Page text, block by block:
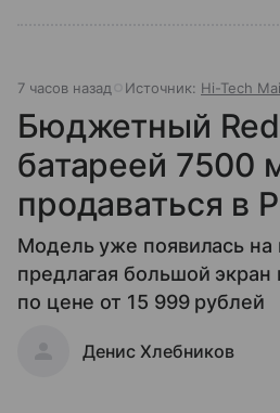
7 часов назад Источник: Hi-Tech
Бюджетный
батареей 7500
продаваться в
Модель уже появилась на
предлагая большой
по цене от 15 999 рублей
Денис Хлебников